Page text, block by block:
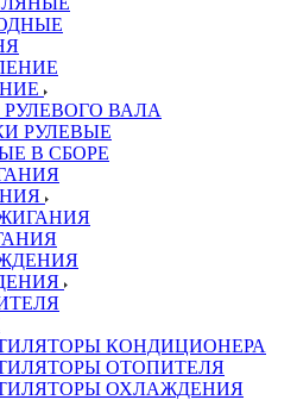
ВАЛА
РУЛЕВЫЕ
В СБОРЕ
КОНДИЦИОНЕРА
ОТОПИТЕЛЯ
ОХЛАЖДЕНИЯ